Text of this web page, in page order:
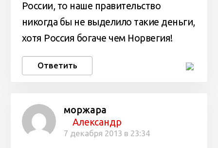
России, то наше правительство
никогда бы не выделило такие деньги,
хотя Россия богаче чем Норвегия!
Ответить
моржара
Александр
7 декабря 2013 в 23:34